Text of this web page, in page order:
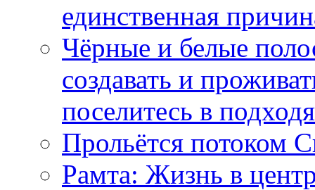
единственная
Чёрные и белые
создавать и
поселитесь в
Прольётся потоком
Рамта: Жизнь в